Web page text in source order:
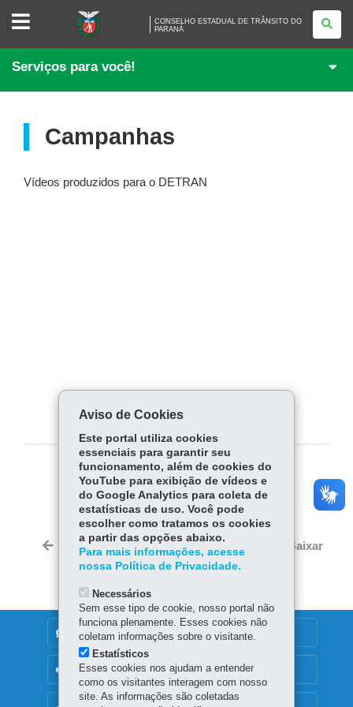
CONSELHO
ESTADUAL
TRÂNSITO
DO
PARANÁ
CONSELHO ESTADUAL DE TRÂNSITO DO
PARANÁ
Serviços para você!
Campanhas
Vídeos produzidos para o DETRAN
COMPARTILHE:
Fa
ce
bo
ok
Tw
itt
er
W
ha
Voltar Início Baixar
DENUNCIE CORRUPÇÃO
OUVIDORIA
Aviso de Cookies
Este portal utiliza cookies
essenciais para garantir seu
funcionamento, além de cookies do
YouTube para exibição de vídeos e
do Google Analytics para coleta de
estatísticas de uso. Você pode
escolher como tratamos os cookies
a partir das opções abaixo.
Para mais informações, acesse
nossa Política de Privacidade.
Necessários
Sem esse tipo de cookie, nosso portal não
funciona plenamente. Esses cookies não
coletam informações sobre o visitante.
Estatísticos
Esses cookies nos ajudam a entender
como os visitantes interagem com nosso
site. As informações são coletadas